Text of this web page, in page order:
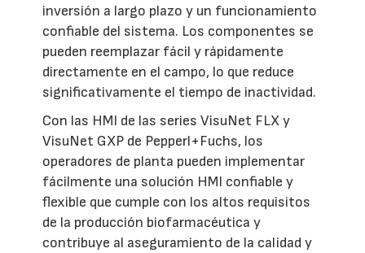
inversión a largo plazo y un funcionamiento
confiable del sistema. Los componentes se
pueden reemplazar fácil y rápidamente
directamente en el campo, lo que reduce
significativamente el tiempo de inactividad.
Con las HMI de las series VisuNet FLX y
VisuNet GXP de Pepperl+Fuchs, los
operadores de planta pueden implementar
fácilmente una solución HMI confiable y
flexible que cumple con los altos requisitos
de la producción biofarmacéutica y
contribuye al aseguramiento de la calidad y